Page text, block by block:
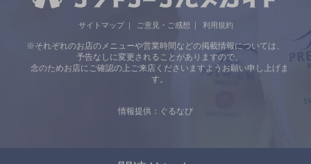
サイトマップ ご意見・ご感想 利用規約
※それぞれのお店のメニューや営業時間などの掲載情報については、
予告なしに変更されることがありますので、
念のためお店にご確認の上ご来店くださいますようお願い申し上げま
す。
情報提供：ぐるなび